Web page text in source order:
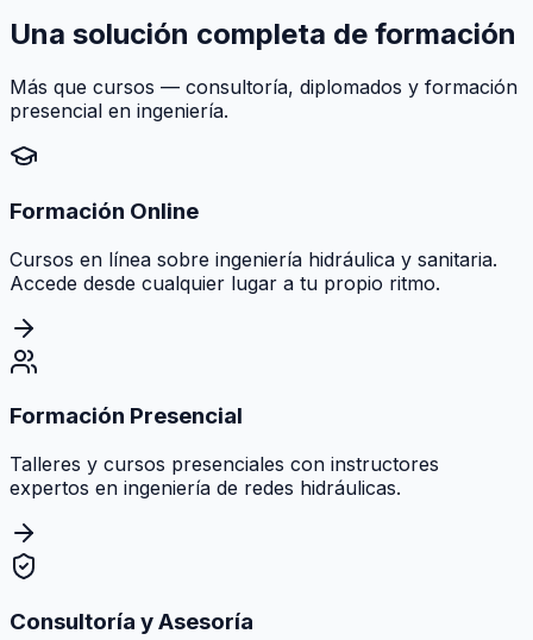
Una solución completa de formación
Más que cursos — consultoría, diplomados y formación
presencial en ingeniería.
Formación Online
Cursos en línea sobre ingeniería hidráulica y sanitaria.
Accede desde cualquier lugar a tu propio ritmo.
Formación Presencial
Talleres y cursos presenciales con instructores
expertos en ingeniería de redes hidráulicas.
Consultoría y Asesoría